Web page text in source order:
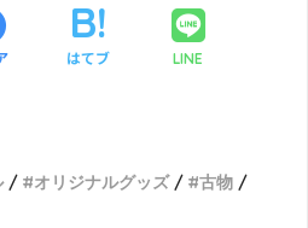
はてブ LINE
オリジナルグッズ
古物